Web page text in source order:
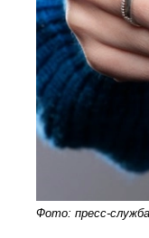
Фото: пресс-